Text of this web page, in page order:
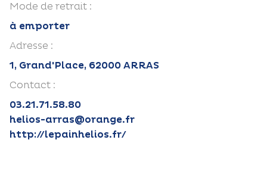
Mode de retrait :
à emporter
Adresse :
1, Grand'Place, 62000 ARRAS
Contact :
03.21.71.58.80
helios-arras@orange.fr
http://lepainhelios.fr/